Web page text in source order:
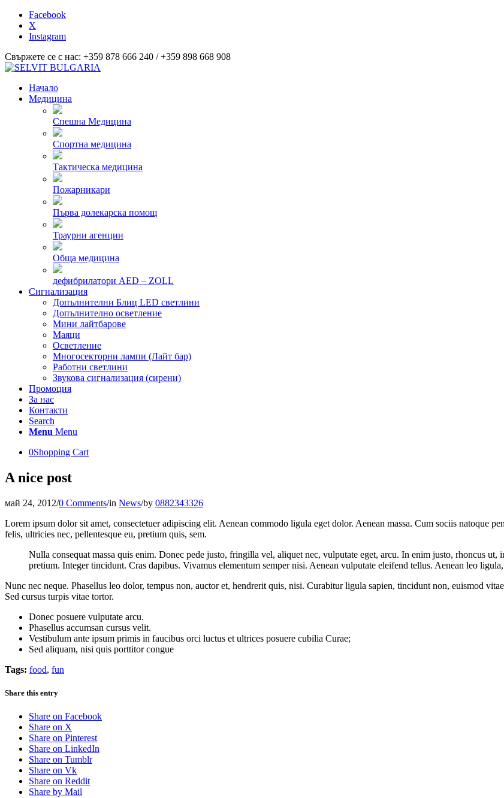
Facebook
X
Instagram
Свържете се с нас: +359 878 666 240 / +359 898 668 908
Начало
Медицина
Спешна Медицина
Спортна медицина
Тактическа медицина
Пожарникари
Първа долекарска помощ
Траурни агенции
Обща медицина
дефибрилатори AED – ZOLL
Сигнализация
Допълнителни Блиц LED светлини
Допълнително осветление
Мини лайтбарове
Маяци
Осветление
Многосекторни лампи (Лайт бар)
Работни светлини
Звукова сигнализация (сирени)
Промоция
За нас
Контакти
Search
Menu Menu
0Shopping Cart
A nice post
май 24, 2012/0 Comments/in News/by 0882343326
Lorem ipsum dolor sit amet, consectetuer adipiscing elit. Aenean commodo ligula eget dolor. Aenean massa. Cum sociis natoque
felis, ultricies nec, pellentesque eu, pretium quis, sem.
Nulla consequat massa quis enim. Donec pede justo, fringilla vel, aliquet nec, vulputate eget, arcu. In enim justo, rhoncus
pretium. Integer tincidunt. Cras dapibus. Vivamus elementum semper nisi. Aenean vulputate eleifend tellus. Aenean leo
Nunc nec neque. Phasellus leo dolor, tempus non, auctor et, hendrerit quis, nisi. Curabitur ligula sapien, tincidunt non, euismod
Sed cursus turpis vitae tortor.
Donec posuere vulputate arcu.
Phasellus accumsan cursus velit.
Vestibulum ante ipsum primis in faucibus orci luctus et ultrices posuere cubilia Curae;
Sed aliquam, nisi quis porttitor congue
Tags: food, fun
Share this entry
Share on Facebook
Share on X
Share on Pinterest
Share on LinkedIn
Share on Tumblr
Share on Vk
Share on Reddit
Share by Mail